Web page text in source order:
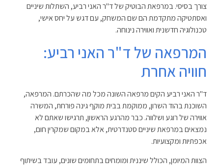
צורך בסיסי. במרפאת הבוטיק של ד"ר האני רביע, השתלות שיניים
ואסתטיקה מתקדמת הם שם המשחק, עם דגש על יחס אישי,
טכנולוגיה חדשנית ואווירה נינוחה.
המרפאה של ד"ר האני רביע:
חוויה אחרת
ד"ר האני רביע הקים מרפאה השונה מכל מה שהכרתם. המרפאה,
השוכנת בהוד השרון, ממוקמת בבית מוקף גינה פורחת, המשרה
אווירה של רוגע ושלווה. כבר מהרגע הראשון, תרגישו שאתם לא
נמצאים במרפאת שיניים סטנדרטית, אלא במקום שמקרין חום,
אכפתיות ומקצועיות.
הצוות המיומן, הכולל שיננית ומומחים בתחומים שונים, עובד בשיתוף